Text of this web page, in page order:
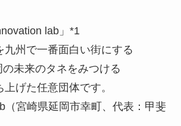
lab」*1
九州で一番面白い街にする
の未来のタネをみつける
げた任意団体です。
（宮崎県延岡市幸町、代表：甲斐